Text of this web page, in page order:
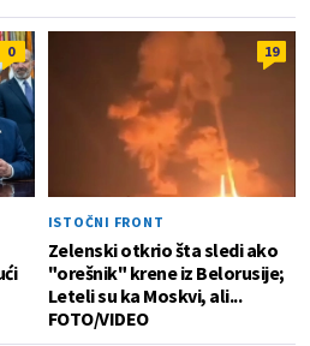
0 19
ISTOČNI FRONT
Zelenski otkrio šta sledi ako
"orešnik" krene iz Belorusije;
Leteli su ka Moskvi, ali...
FOTO/VIDEO